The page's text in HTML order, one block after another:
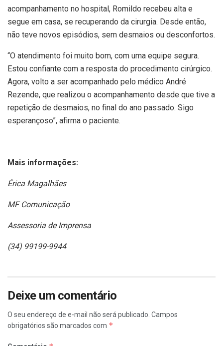
acompanhamento no hospital, Romildo recebeu alta e
segue em casa, se recuperando da cirurgia. Desde então,
não teve novos episódios, sem desmaios ou desconfortos.
“O atendimento foi muito bom, com uma equipe segura.
Estou confiante com a resposta do procedimento cirúrgico.
Agora, volto a ser acompanhado pelo médico André
Rezende, que realizou o acompanhamento desde que tive a
repetição de desmaios, no final do ano passado. Sigo
esperançoso”, afirma o paciente.
Mais informações:
Érica Magalhães
MF Comunicação
Assessoria de Imprensa
(34) 99199-9944
Deixe um comentário
O seu endereço de e-mail não será publicado. Campos
obrigatórios são marcados com *